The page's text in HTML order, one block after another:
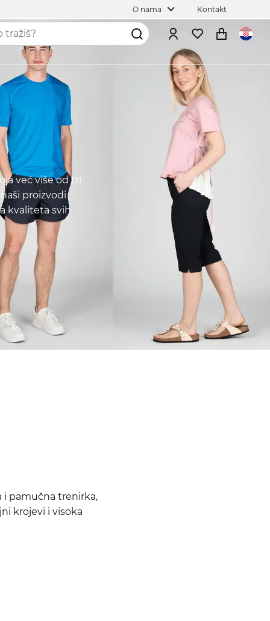
O nama Kontakt
već više od tri
proizvodi
kvaliteta svih
i pamučna trenirka,
krojevi i visoka